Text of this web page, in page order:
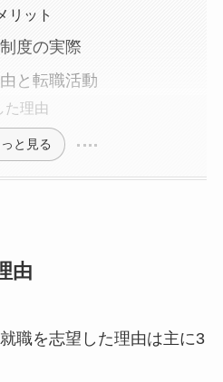
リット
度の実際
と転職活動
た理由
と見る
由
職を志望した理由は主に3